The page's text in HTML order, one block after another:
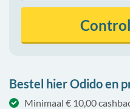
Bestel hier Odido en
Minimaal € 10,00